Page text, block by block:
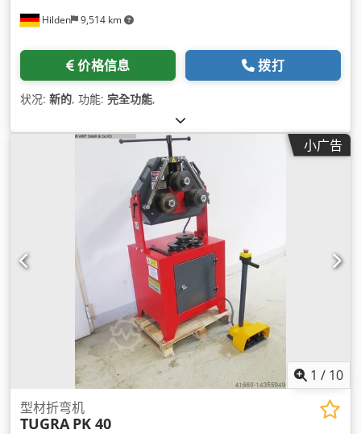
Hilden 9,514 km
价格信息 拨打
状况: 新的, 功能: 完全功能,
小广告
1 / 10
型材折弯机
TUGRA PK 40